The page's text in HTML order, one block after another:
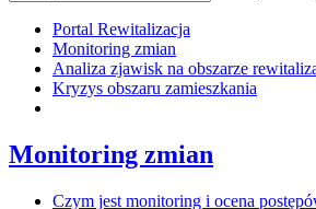
Portal Rewitalizacja
Monitoring zmian
Analiza zjawisk na obszarze
Kryzys obszaru zamieszkania
Monitoring zmian
Czym jest monitoring i ocena